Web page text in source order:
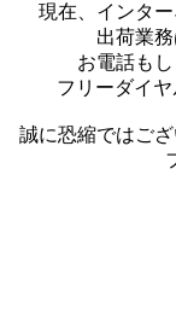
現在、インタ
出荷業
お電話も
フリーダイヤ
誠に恐縮ではご